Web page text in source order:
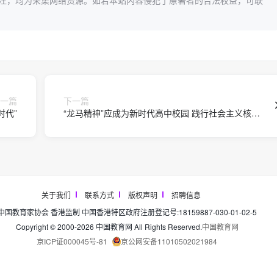
一篇
代”
下一篇
“龙马精神”应成为新时代高中校园 践行社会主义核心
关于我们 联系方式 版权声明
招聘信息
国教育家协会 香港监制 中国香港特区政府注册登记号:18159887-030-01-02-5
Copyright © 2000-2026 中国教育网 All Rights Reserved.中国教育网
京ICP证000045号-81
京公网安备11010502021984